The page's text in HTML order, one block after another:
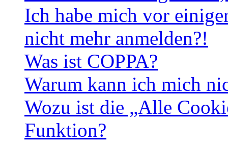
Ich habe mich vor
nicht mehr anmelden?!
Was ist COPPA?
Warum kann ich mich
Wozu ist die „Alle
Funktion?